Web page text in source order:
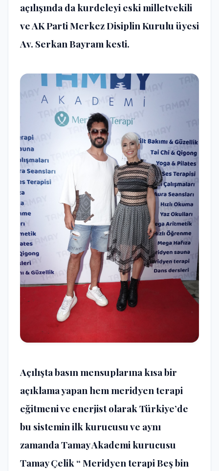
açılışında da kurdeleyi eski milletvekili
ve AK Parti Merkez Disiplin Kurulu üyesi
Av. Serkan Bayram kesti.
Açılışta basın mensuplarına kısa bir
açıklama yapan hem meridyen terapi
eğitmeni ve enerjist olarak Türkiye’de
bu sistemin ilk kurucusu ve aynı
zamanda Tamay Akademi kurucusu
Tamay Çelik “ Meridyen terapi Beş bin